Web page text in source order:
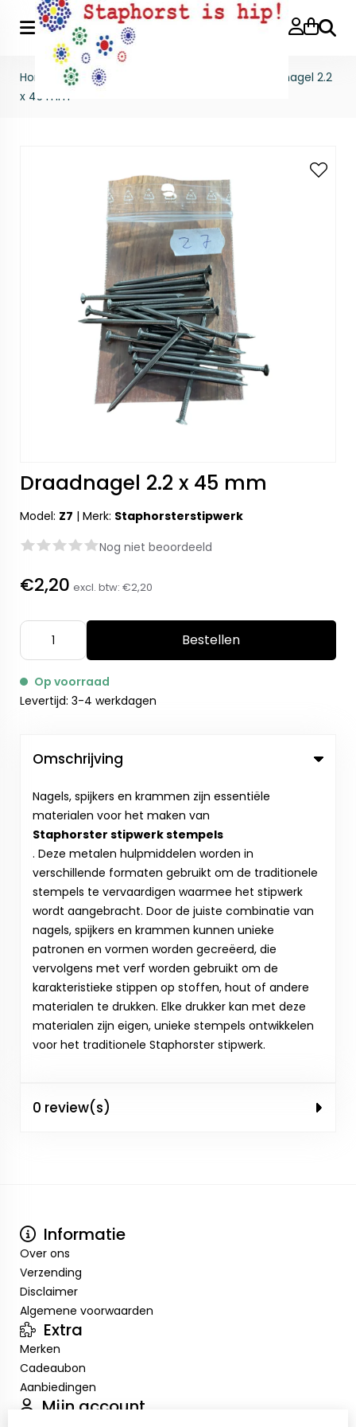
Home >Stempels
Draadnagel 2.2
x 45 mm
Draadnagel 2.2 x 45 mm
Model: Z7 | Merk: Staphorsterstipwerk
Nog niet beoordeeld
€2,20 excl. btw: €2,20
Bestellen
Op voorraad
Levertijd: 3-4 werkdagen
Omschrijving
Nagels, spijkers en krammen zijn essentiële
materialen voor het maken van
Staphorster stipwerk stempels
. Deze metalen hulpmiddelen worden in
verschillende formaten gebruikt om de traditionele
stempels te vervaardigen waarmee het stipwerk
wordt aangebracht. Door de juiste combinatie van
nagels, spijkers en krammen kunnen unieke
patronen en vormen worden gecreëerd, die
vervolgens met verf worden gebruikt om de
karakteristieke stippen op stoffen, hout of andere
materialen te drukken. Elke drukker kan met deze
materialen zijn eigen, unieke stempels ontwikkelen
voor het traditionele Staphorster stipwerk.
0 review(s)
Informatie
Over ons
Verzending
Disclaimer
Algemene voorwaarden
Extra
Merken
Cadeaubon
Aanbiedingen
Mijn account